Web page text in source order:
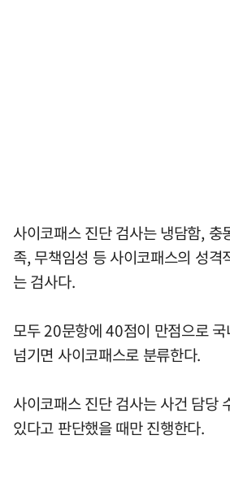
사이코패스 진단 검사는 냉담함, 충
족, 무책임성 등 사이코패스의 성격
는 검사다.
모두 20문항에 40점이 만점으로
넘기면 사이코패스로 분류한다.
사이코패스 진단 검사는 사건 담당
있다고 판단했을 때만 진행한다.